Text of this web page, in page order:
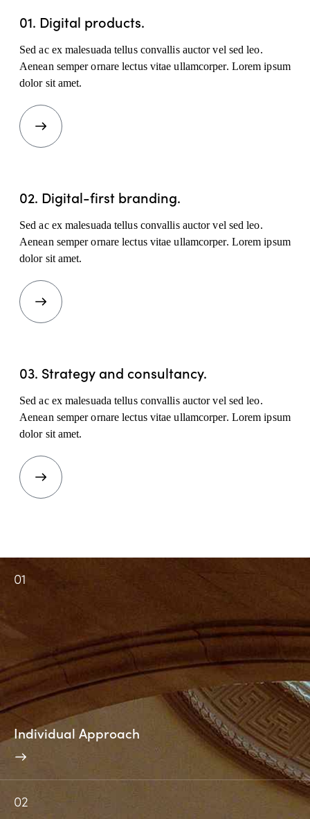
01. Digital products.
Sed ac ex malesuada tellus convallis auctor vel sed leo.
Aenean semper ornare lectus vitae ullamcorper. Lorem ipsum
dolor sit amet.
02. Digital-first branding.
Sed ac ex malesuada tellus convallis auctor vel sed leo.
Aenean semper ornare lectus vitae ullamcorper. Lorem ipsum
dolor sit amet.
03. Strategy and consultancy.
Sed ac ex malesuada tellus convallis auctor vel sed leo.
Aenean semper ornare lectus vitae ullamcorper. Lorem ipsum
dolor sit amet.
01
Individual Approach
02